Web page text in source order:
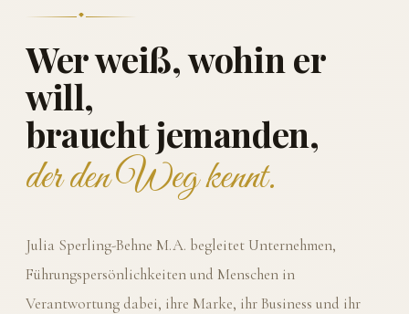
Wer weiß, wohin er
will,
braucht jemanden,
der den Weg kennt.
Julia Sperling-Behne M.A. begleitet Unternehmen,
Führungspersönlichkeiten und Menschen in
Verantwortung dabei, ihre Marke, ihr Business und ihr